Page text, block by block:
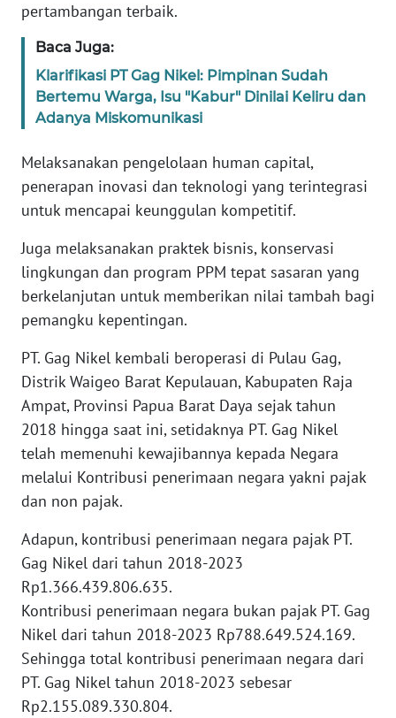
pertambangan terbaik.
Baca Juga:
Klarifikasi PT Gag Nikel: Pimpinan Sudah
Bertemu Warga, Isu "Kabur" Dinilai Keliru dan
Adanya Miskomunikasi
Melaksanakan pengelolaan human capital,
penerapan inovasi dan teknologi yang terintegrasi
untuk mencapai keunggulan kompetitif.
Juga melaksanakan praktek bisnis, konservasi
lingkungan dan program PPM tepat sasaran yang
berkelanjutan untuk memberikan nilai tambah bagi
pemangku kepentingan.
PT. Gag Nikel kembali beroperasi di Pulau Gag,
Distrik Waigeo Barat Kepulauan, Kabupaten Raja
Ampat, Provinsi Papua Barat Daya sejak tahun
2018 hingga saat ini, setidaknya PT. Gag Nikel
telah memenuhi kewajibannya kepada Negara
melalui Kontribusi penerimaan negara yakni pajak
dan non pajak.
Adapun, kontribusi penerimaan negara pajak PT.
Gag Nikel dari tahun 2018-2023
Rp1.366.439.806.635.
Kontribusi penerimaan negara bukan pajak PT. Gag
Nikel dari tahun 2018-2023 Rp788.649.524.169.
Sehingga total kontribusi penerimaan negara dari
PT. Gag Nikel tahun 2018-2023 sebesar
Rp2.155.089.330.804.
WN
BARAT
WN
RIAU
WN
SERAMBI
JAMBI
WN
SULTRA
WN
NTB
WN
SULTENG
WN
BABEL
WN
SUMBAR
WN
SUMSEL